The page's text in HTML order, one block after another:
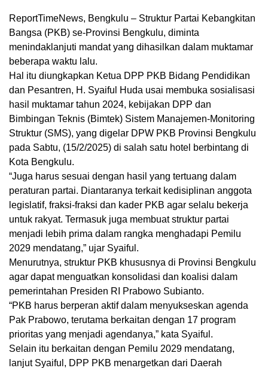
ReportTimeNews, Bengkulu – Struktur Partai Kebangkitan
Bangsa (PKB) se-Provinsi Bengkulu, diminta
menindaklanjuti mandat yang dihasilkan dalam muktamar
beberapa waktu lalu.
Hal itu diungkapkan Ketua DPP PKB Bidang Pendidikan
dan Pesantren, H. Syaiful Huda usai membuka sosialisasi
hasil muktamar tahun 2024, kebijakan DPP dan
Bimbingan Teknis (Bimtek) Sistem Manajemen-Monitoring
Struktur (SMS), yang digelar DPW PKB Provinsi Bengkulu
pada Sabtu, (15/2/2025) di salah satu hotel berbintang di
Kota Bengkulu.
“Juga harus sesuai dengan hasil yang tertuang dalam
peraturan partai. Diantaranya terkait kedisiplinan anggota
legislatif, fraksi-fraksi dan kader PKB agar selalu bekerja
untuk rakyat. Termasuk juga membuat struktur partai
menjadi lebih prima dalam rangka menghadapi Pemilu
2029 mendatang,” ujar Syaiful.
Menurutnya, struktur PKB khususnya di Provinsi Bengkulu
agar dapat menguatkan konsolidasi dan koalisi dalam
pemerintahan Presiden RI Prabowo Subianto.
“PKB harus berperan aktif dalam menyukseskan agenda
Pak Prabowo, terutama berkaitan dengan 17 program
prioritas yang menjadi agendanya,” kata Syaiful.
Selain itu berkaitan dengan Pemilu 2029 mendatang,
lanjut Syaiful, DPP PKB menargetkan dari Daerah